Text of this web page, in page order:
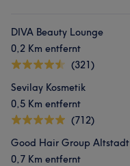
DIVA Beauty Lounge
0,2 Km entfernt
(321)
Sevilay Kosmetik
0,5 Km entfernt
(712)
Good Hair Group Altstadt
0,7 Km entfernt